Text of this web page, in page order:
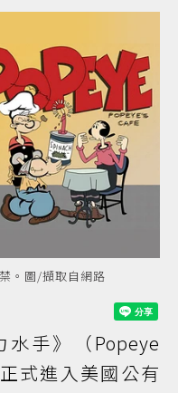
。圖/擷取自網路
手》（Popeye
式進入美國公有